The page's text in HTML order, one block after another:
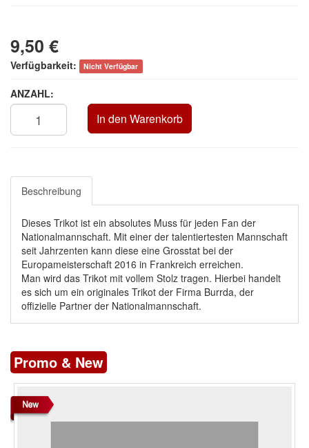
9,50 €
Verfügbarkeit: Nicht Verfügbar
ANZAHL:
In den Warenkorb
Beschreibung
Dieses Trikot ist ein absolutes Muss für jeden Fan der
Nationalmannschaft. Mit einer der talentiertesten Mannschaft
seit Jahrzenten kann diese eine Grosstat bei der
Europameisterschaft 2016 in Frankreich erreichen.
Man wird das Trikot mit vollem Stolz tragen. Hierbei handelt
es sich um ein originales Trikot der Firma Burrda, der
offizielle Partner der Nationalmannschaft.
Promo & New